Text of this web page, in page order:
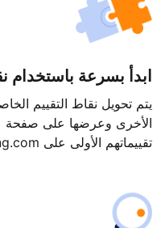
ابدأ بسرعة باستخدام
يتم تحويل نقاط التقييم
الأخرى وعرضها على
تقييماتهم الأولى على Booking.com.